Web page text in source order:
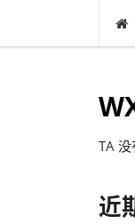
TA 没
近